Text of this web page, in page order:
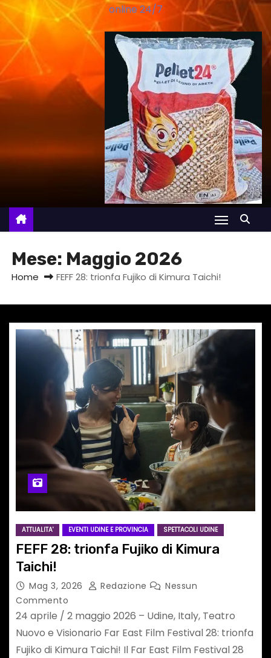
online 24/7
Mese: Maggio 2026
Home FEFF 28: trionfa Fujiko di Kimura Taichi!
ATTUALITA' EVENTI UDINE E PROVINCIA SPETTACOLI UDINE
FEFF 28: trionfa Fujiko di Kimura
Taichi!
Mag 3, 2026 Redazione
Nessun
Commento
24 aprile / 2 maggio 2026 – Udine, Italy, Teatro
Nuovo e Visionario Far East Film Festival 28: trionfa
Fujiko di Kimura Taichi! Il Far East Film Festival 28